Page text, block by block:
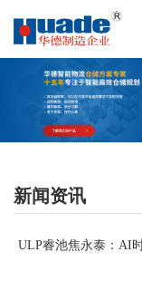
新闻资讯